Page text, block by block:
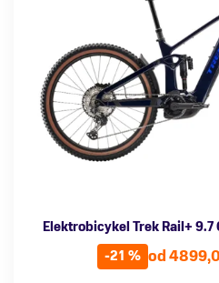
Elektrobicykel Trek Rail+ 9.7
-21 % od